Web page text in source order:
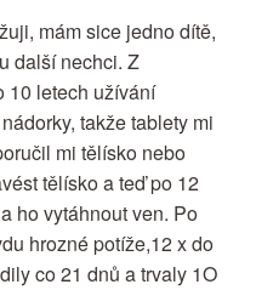
mám sice jedno dítě,
další nechci. Z
10 letech užívání
takže tablety mi
mi tělísko nebo
tělísko a teď po 12
ho vytáhnout ven. Po
hrozné potíže,12 x do
co 21 dnů a trvaly 1O